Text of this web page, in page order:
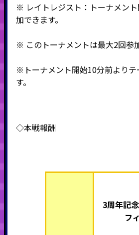
※ レイトレジスト：トーナメン
加できます。
※ このトーナメントは最大2回参
※トーナメント開始10分前よりテ
す。
◇本戦報酬
3周年記
フ